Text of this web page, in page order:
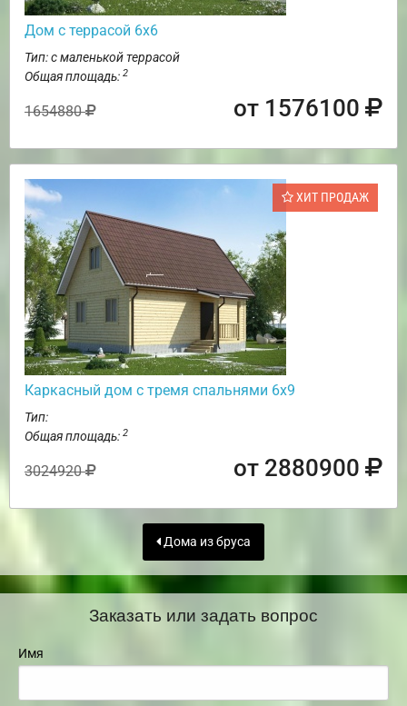
Дом с террасой 6х6
Тип: с маленькой террасой
Общая площадь: 2
1654880 от 1576100
ХИТ ПРОДАЖ
Каркасный дом с тремя спальнями 6х9
Тип:
Общая площадь: 2
3024920 от 2880900
Дома из бруса
Заказать или задать вопрос
Имя